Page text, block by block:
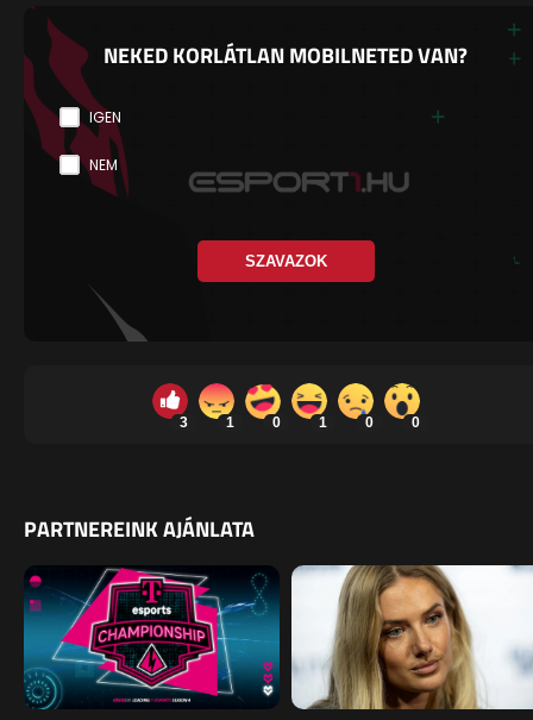
NEKED KORLÁTLAN MOBILNETED VAN?
IGEN
NEM
SZAVAZOK
3 1 0 1 0 0
PARTNEREINK AJÁNLATA